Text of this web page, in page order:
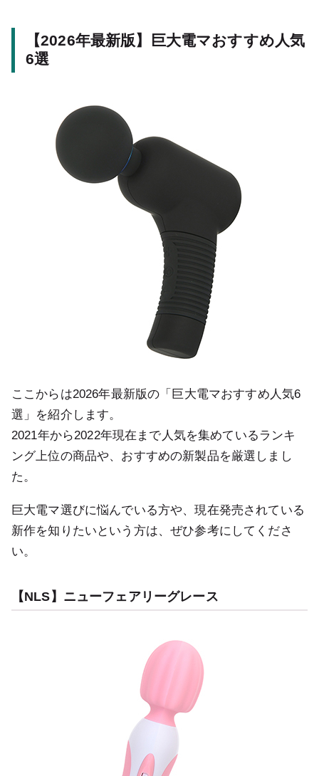
【2026年最新版】巨大電マおすすめ人気
6選
ここからは2026年最新版の「巨大電マおすすめ人気6
選」を紹介します。
2021年から2022年現在まで人気を集めているランキ
ング上位の商品や、おすすめの新製品を厳選しまし
た。
巨大電マ選びに悩んでいる方や、現在発売されている
新作を知りたいという方は、ぜひ参考にしてくださ
い。
【NLS】ニューフェアリーグレース